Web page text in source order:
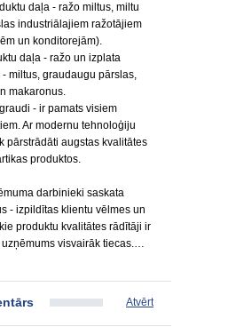
daļa - ražo miltus, miltu
industriālajiem ražotājiem
un konditorejām).
daļa - ražo un izplata
miltus, graudaugu pārslas,
makaronus.
- ir pamats visiem
Ar modernu tehnoloģiju
pārstrādāti augstas kvalitātes
produktos.
darbinieki saskata
- izpildītas klientu vēlmes un
produktu kvalitātes rādītāji ir
uzņēmums visvairāk tiecas.…
Atvērt